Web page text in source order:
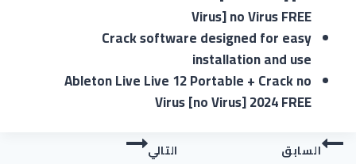
Virus] no Virus FREE
Crack software designed for easy
installation and use
Ableton Live Live 12 Portable + Crack no
Virus [no Virus] 2024 FREE
السابق التالي